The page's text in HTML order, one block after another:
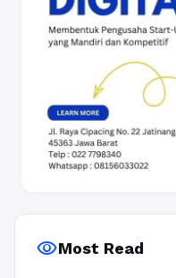
visibilityMost Read